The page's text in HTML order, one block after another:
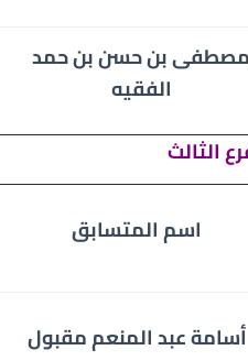
مصطفى بن حسن بن حمد
الفقيه
الثالث
اسم المتسابق
أسامة عبد المنعم مقبول